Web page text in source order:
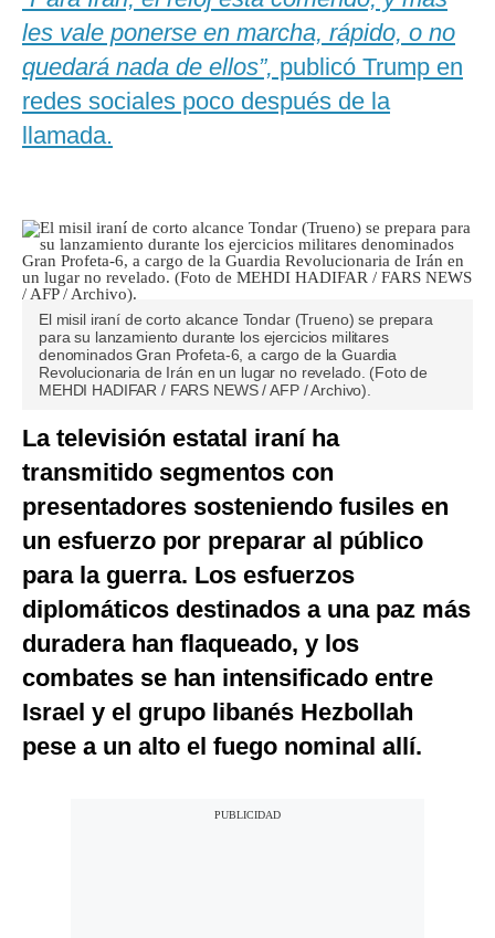
les vale ponerse en marcha, rápido, o no
quedará nada de ellos”, publicó Trump en
redes sociales poco después de la
llamada.
El misil iraní de corto alcance Tondar (Trueno) se prepara
para su lanzamiento durante los ejercicios militares
denominados Gran Profeta-6, a cargo de la Guardia
Revolucionaria de Irán en un lugar no revelado. (Foto de
MEHDI HADIFAR / FARS NEWS / AFP / Archivo).
La televisión estatal iraní ha
transmitido segmentos con
presentadores sosteniendo fusiles en
un esfuerzo por preparar al público
para la guerra. Los esfuerzos
diplomáticos destinados a una paz más
duradera han flaqueado, y los
combates se han intensificado entre
Israel y el grupo libanés Hezbollah
pese a un alto el fuego nominal allí.